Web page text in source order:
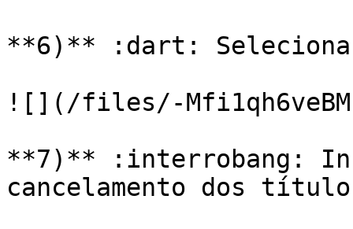
**6)** :dart:
![](/files/-
**7)** :interrobang:
cancelamento dos